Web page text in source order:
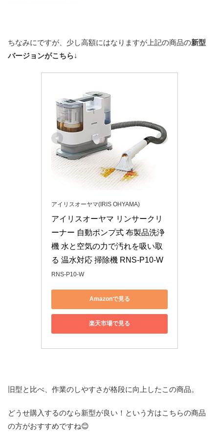
ちなみにですが、少し高額にはなりますが上記の商品の新型
バージョンがこちら↓
アイリスオーヤマ(IRIS OHYAMA)
アイリスオーヤマ リンサークリ
ーナー 自動ポンプ式 布製品洗浄
機 水と空気の力で汚れを吸い取
る 温水対応 掃除機 RNS-P10-W
RNS-P10-W
Amazonで見る
楽天市場で見る
旧型と比べ、作業のしやすさが格段に向上したこの商品。
どうせ購入するのなら新型が良い！という方はこちらの商品
の方がおすすめですね😊